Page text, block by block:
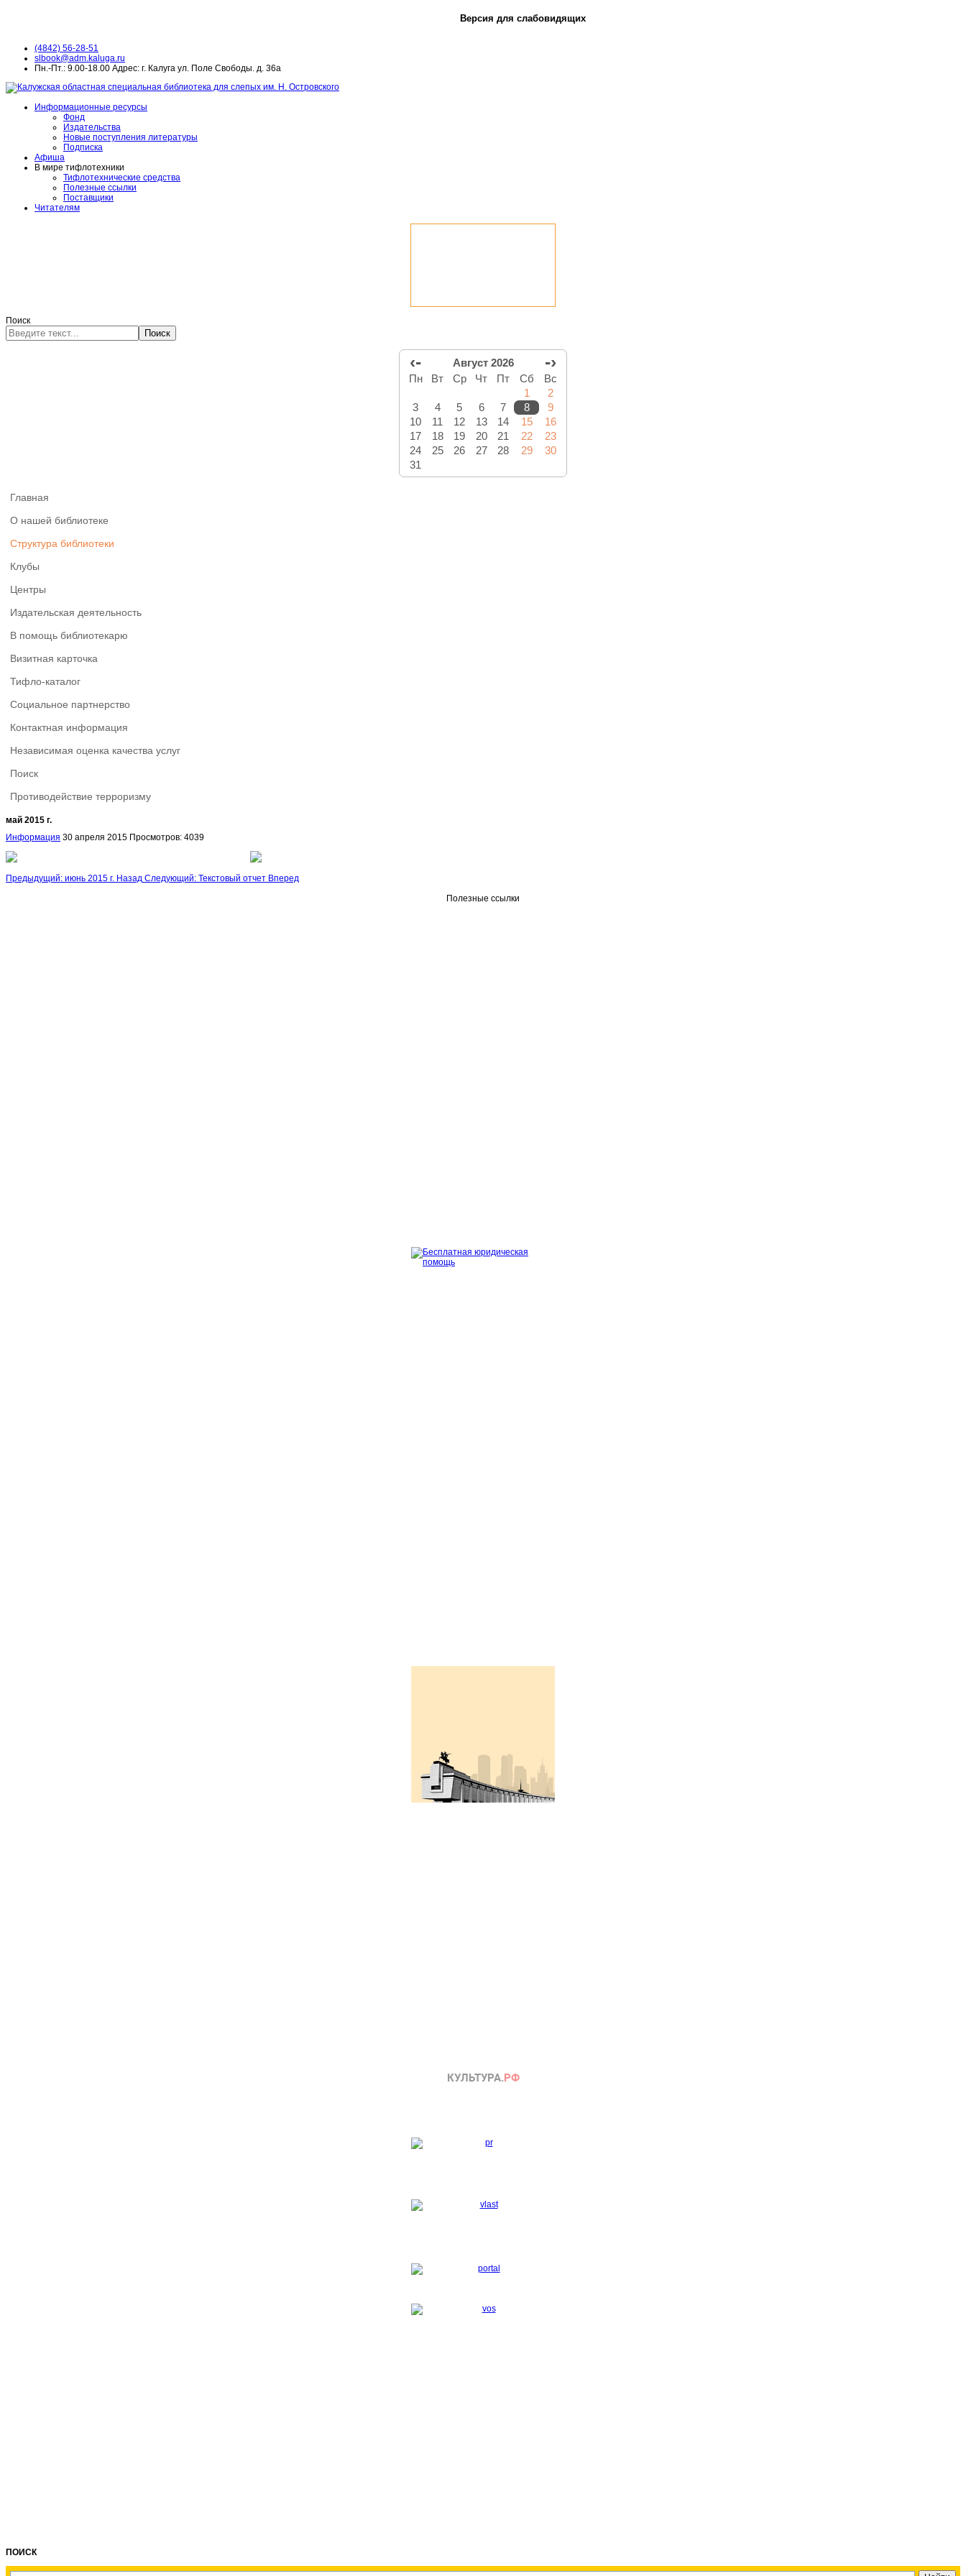
Версия для слабовидящих
(4842) 56-28-51
slbook@adm.kaluga.ru
Пн.-Пт.: 9.00-18.00 Адрес: г. Калуга ул. Поле Свободы. д. 36а
Информационные ресурсы
Фонд
Издательства
Новые поступления литературы
Подписка
Афиша
В мире тифлотехники
Тифлотехнические средства
Полезные ссылки
Поставщики
Читателям
Поиск
Поиск
‹- Август 2026 -›
Пн Вт Ср Чт Пт Сб
Вс
1
2
3
4 5 6 7 8
9
10
11 12 13 14 15
16
17
18 19 20 21 22
23
24
25 26 27 28 29
30
31
Главная
О нашей библиотеке
Структура библиотеки
Клубы
Центры
Издательская деятельность
В помощь библиотекарю
Визитная карточка
Тифло-каталог
Социальное партнерство
Контактная информация
Независимая оценка качества услуг
Поиск
Противодействие терроризму
май 2015 г.
Информация 30 апреля 2015 Просмотров: 4039
Предыдущий: июнь 2015 г. Назад Следующий: Текстовый отчет Вперед
Полезные ссылки
ПОИСК